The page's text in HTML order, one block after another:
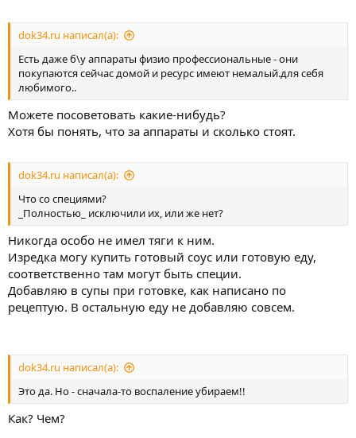
dok34.ru написал(а):
Есть даже б\у аппараты физио профессиональные - они
покупаются сейчас домой и ресурс имеют немалый.для себя
любимого..
Можете посоветовать какие-нибудь?
Хотя бы понять, что за аппараты и сколько стоят.
dok34.ru написал(а):
Что со специями?
_Полностью_ исключили их, или же нет?
Никогда особо не имел тяги к ним.
Изредка могу купить готовый соус или готовую еду,
соответственно там могут быть специи.
Добавляю в супы при готовке, как написано по
рецептую. В остальную еду не добавляю совсем.
dok34.ru написал(а):
Это да. Но - сначала-то воспаление убираем!!
Как? Чем?